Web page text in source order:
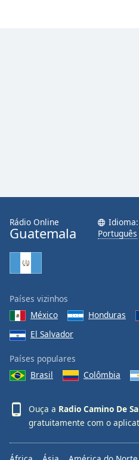
Reset
Done
Close
Modal
End
dialog
window.
Rádio Online
Guatemala
Idioma:
Português
Países vizinhos
México
Honduras
El Salvador
Países populares
Brasil
Colômbia
Ouça a Radio Camino De
gratuitamente com o